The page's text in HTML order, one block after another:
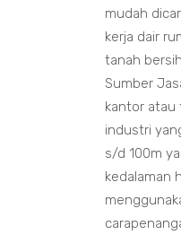
mudah
kerja dair
tanah
Sumber
kantor atau
industri
s/d 100m
kedalaman